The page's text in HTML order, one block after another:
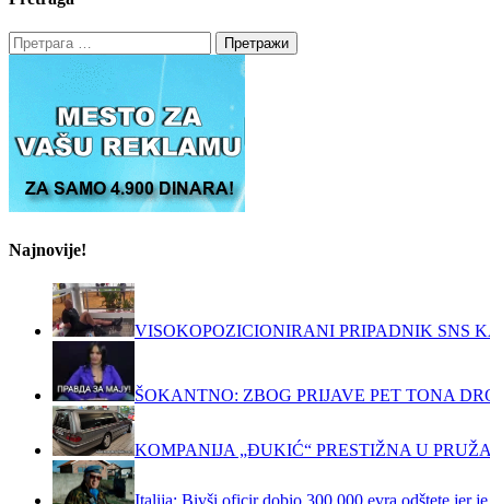
Претрага
за:
Najnovije!
VISOKOPOZICIONIRANI PRIPADNIK SNS
ŠOKANTNO: ZBOG PRIJAVE PET TONA
KOMPANIJA „ĐUKIĆ“ PRESTIŽNA U
Italija: Bivši oficir dobio 300.000 evra odštete jer